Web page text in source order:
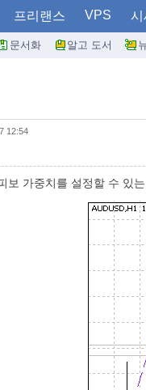
프리랜스 VPS 시
문서화 알고 도서
12:54
보 가중치를 설정할 수 있